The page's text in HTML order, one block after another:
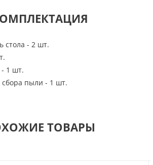
стола - 2 шт.
1 шт.
пыли - 1 шт.
ТОВАРЫ